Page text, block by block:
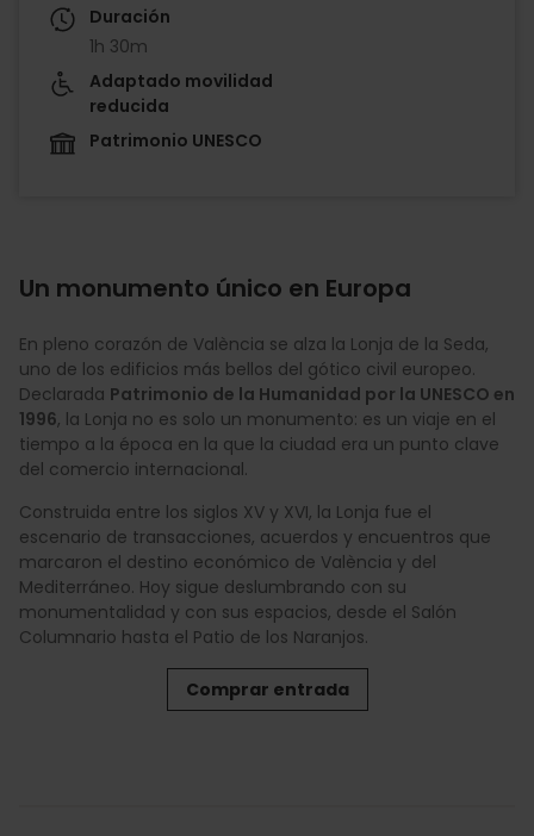
Duración
1h 30m
Adaptado movilidad
reducida
Patrimonio UNESCO
Un monumento único en Europa
En pleno corazón de València se alza la Lonja de la Seda,
uno de los edificios más bellos del gótico civil europeo.
Declarada Patrimonio de la Humanidad por la UNESCO en
1996, la Lonja no es solo un monumento: es un viaje en el
tiempo a la época en la que la ciudad era un punto clave
del comercio internacional.
Construida entre los siglos XV y XVI, la Lonja fue el
escenario de transacciones, acuerdos y encuentros que
marcaron el destino económico de València y del
Mediterráneo. Hoy sigue deslumbrando con su
monumentalidad y con sus espacios, desde el Salón
Columnario hasta el Patio de los Naranjos.
Comprar entrada